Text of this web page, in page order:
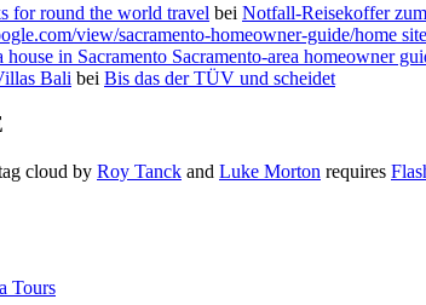
for round the world travel bei Notfall-Reisekoffer
view/sacramento-homeowner-guide/home
house in Sacramento Sacramento-area homeowner
Bali bei Bis das der TÜV und scheidet
cloud by Roy Tanck and Luke Morton requires
Tours